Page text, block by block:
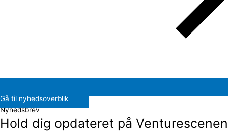
Gå til nyhedsoverblik
Nyhedsbrev
Hold dig opdateret på Venturescenen